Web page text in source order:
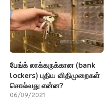
பேங்க் லாக்கருக்கான (bank
lockers) புதிய விதிமுறைகள்
சொல்வது என்ன?
06/09/2021